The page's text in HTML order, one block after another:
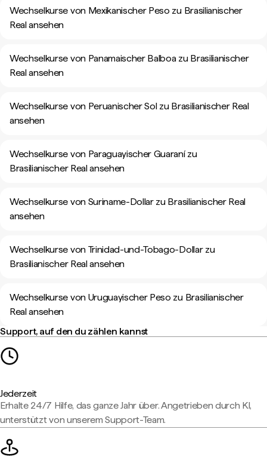
Wechselkurse von Mexikanischer Peso zu Brasilianischer
Real ansehen
Wechselkurse von Panamaischer Balboa zu Brasilianischer
Real ansehen
Wechselkurse von Peruanischer Sol zu Brasilianischer Real
ansehen
Wechselkurse von Paraguayischer Guaraní zu
Brasilianischer Real ansehen
Wechselkurse von Suriname-Dollar zu Brasilianischer Real
ansehen
Wechselkurse von Trinidad-und-Tobago-Dollar zu
Brasilianischer Real ansehen
Wechselkurse von Uruguayischer Peso zu Brasilianischer
Real ansehen
Support, auf den du zählen kannst
Jederzeit
Erhalte 24/7 Hilfe, das ganze Jahr über. Angetrieben durch KI,
unterstützt von unserem Support-Team.